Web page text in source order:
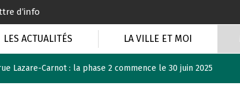
d’info
LES ACTUALITÉS LA VILLE ET MOI
Lazare-Carnot : la phase 2 commence le 30 juin 2025